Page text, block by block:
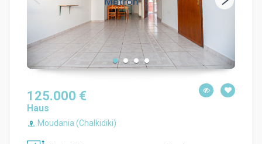
125.000 €
Haus
Moudania (Chalkidiki)